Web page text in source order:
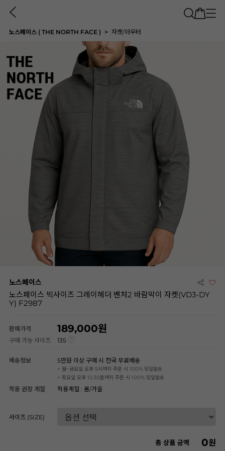
노스페이스 ( THE NORTH FACE ) 자켓/아우터
노스페이스
노스페이스 빅사이즈 그레이헤더 벤처2 바람막이 자켓(VD3-DY
Y) F2987
판매가격 189,000
구매 가능 사이즈 135
배송정보 5만원 이상 구매 시 전국 무료배송
+ 월~금요일 오후 5시까지 주문 시 100% 당일발송
+ 토요일 오후 12:30분까지 주문 시 100% 당일발송
착용 권장 계절 적용계절 : 봄/가을
사이즈 (SIZE)
총 상품 금액 0원